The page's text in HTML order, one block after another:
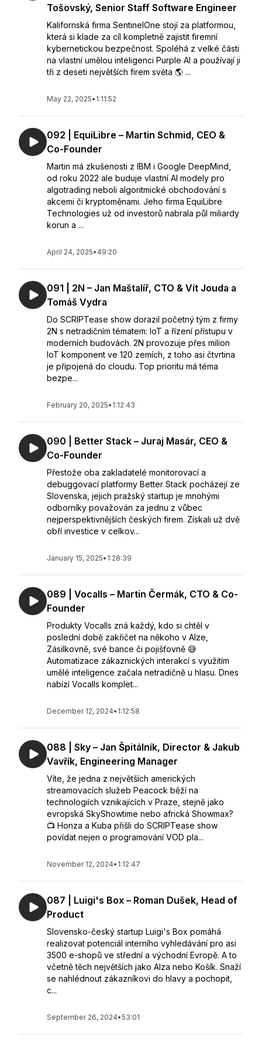
Tošovský, Senior Staff Software Engineer
Kalifornská firma SentinelOne stojí za platformou,
která si klade za cíl kompletně zajistit firemní
kybernetickou bezpečnost. Spoléhá z velké části
na vlastní umělou inteligenci Purple AI a používají ji
tři z deseti největších firem světa 🌎 ...
May 22, 2025• 1:11:52
092 | EquiLibre – Martin Schmid, CEO &
Co-Founder
Martin má zkušenosti z IBM i Google DeepMind,
od roku 2022 ale buduje vlastní AI modely pro
algotrading neboli algoritmické obchodování s
akcemi či kryptoměnami. Jeho firma EquiLibre
Technologies už od investorů nabrala půl miliardy
korun a ...
April 24, 2025• 49:20
091 | 2N – Jan Maštalíř, CTO & Vít Jouda a
Tomáš Vydra
Do SCRIPTease show dorazil početný tým z firmy
2N s netradičním tématem: IoT a řízení přístupu v
moderních budovách. 2N provozuje přes milion
IoT komponent ve 120 zemích, z toho asi čtvrtina
je připojená do cloudu. Top prioritu má téma
bezpe...
February 20, 2025• 1:12:43
090 | Better Stack – Juraj Masár, CEO &
Co-Founder
Přestože oba zakladatelé monitorovací a
debuggovací platformy Better Stack pocházejí ze
Slovenska, jejich pražský startup je mnohými
odborníky považován za jednu z vůbec
nejperspektivnějších českých firem. Získali už dvě
obří investice v celkov...
January 15, 2025• 1:28:39
089 | Vocalls – Martin Čermák, CTO & Co-
Founder
Produkty Vocalls zná každý, kdo si chtěl v
poslední době zakřičet na někoho v Alze,
Zásilkovně, své bance či pojišťovně 😅
Automatizace zákaznických interakcí s využitím
umělé inteligence začala netradičně u hlasu. Dnes
nabízí Vocalls komplet...
December 12, 2024• 1:12:58
088 | Sky – Jan Špitálník, Director & Jakub
Vavřík, Engineering Manager
Víte, že jedna z největších amerických
streamovacích služeb Peacock běží na
technologiích vznikajících v Praze, stejně jako
evropská SkyShowtime nebo africká Showmax?
📺 Honza a Kuba přišli do SCRIPTease show
povídat nejen o programování VOD pla...
November 12, 2024• 1:12:47
087 | Luigi's Box – Roman Dušek, Head of
Product
Slovensko-český startup Luigi's Box pomáhá
realizovat potenciál interního vyhledávání pro asi
3500 e-shopů ve střední a východní Evropě. A to
včetně těch největších jako Alza nebo Košík. Snaží
se nahlédnout zákazníkovi do hlavy a pochopit,
c...
September 26, 2024•53:01